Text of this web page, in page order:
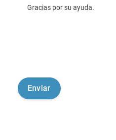
Gracias por su ayuda.